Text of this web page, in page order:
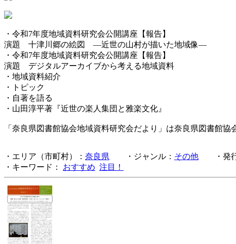
・令和7年度地域資料研究会公開講座【報告】
演題 十津川郷の絵図 ―近世の山村が描いた地域像―
・令和7年度地域資料研究会公開講座【報告】
演題 デジタルアーカイブから考える地域資料
・地域資料紹介
・トピック
・自著を語る
・山田淳平著『近世の楽人集団と雅楽文化』
「奈良県図書館協会地域資料研究会だより」は奈良県図書館協
・エリア（市町村）： 奈良県 ・ジャンル： その他
・発
・キーワード： おすすめ 注目！